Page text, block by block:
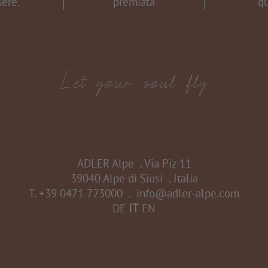
ADLER Alpe .Via Piz 11
39040 Alpe di Siusi . Italia
T. +39 0471 723000 . info@adler-alpe.com
DE IT EN